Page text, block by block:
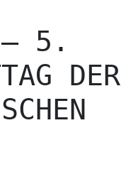
– 5.
DER